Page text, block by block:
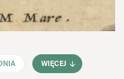
WIĘCEJ